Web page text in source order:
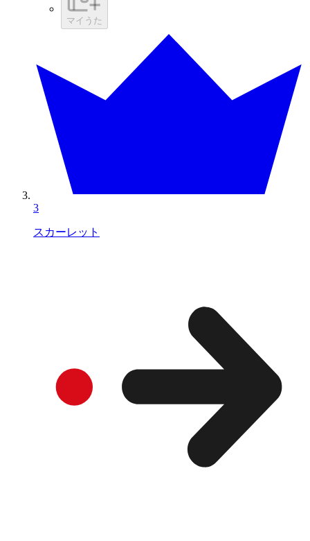
マイうた
3
スカーレット